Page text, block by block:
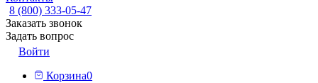
8 (800) 333-05-47
Заказать звонок
Задать вопрос
Войти
Корзина0